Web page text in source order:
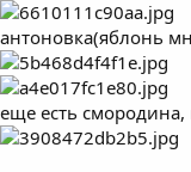
антоновка(яблонь
еще есть смородина,